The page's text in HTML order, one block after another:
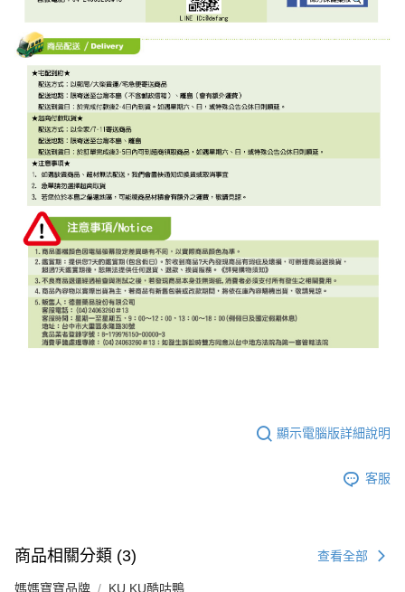
顯示電腦版詳細說明
客服
商品相關分類 (3) 查看全部
媽媽寶寶品牌 KU.KU酷咕鴨